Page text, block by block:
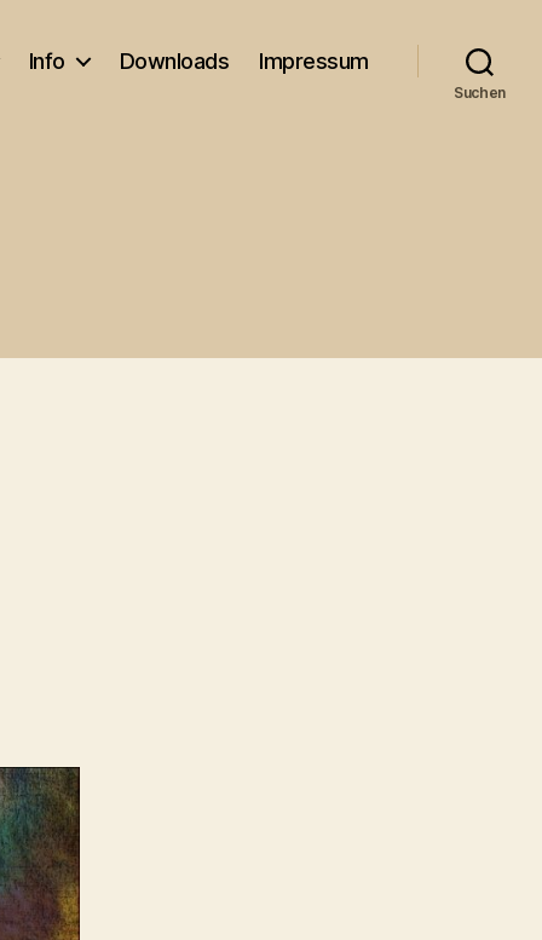
Info Downloads Impressum
Suchen